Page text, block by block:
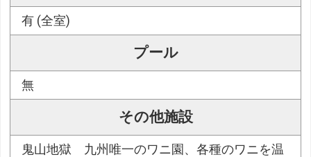
有 (全室)
プール
無
その他施設
鬼山地獄 九州唯一のワニ園、各種のワニを温